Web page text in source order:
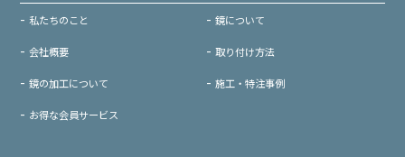
私たちのこと 鏡について
会社概要 取り付け方法
鏡の加工について 施工・特注事例
お得な会員サービス